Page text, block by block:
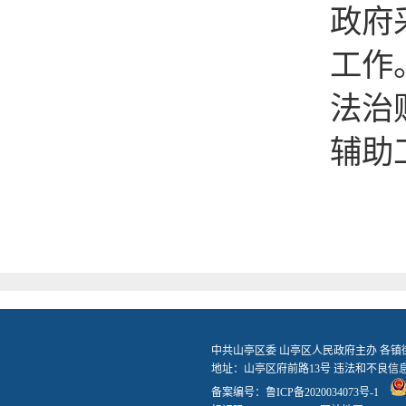
政府
工作
法治
辅助
中共山亭区委 山亭区人民政府主办 各
地址：山亭区府前路13号 违法和不良信
备案编号： 鲁ICP备2020034073号-1